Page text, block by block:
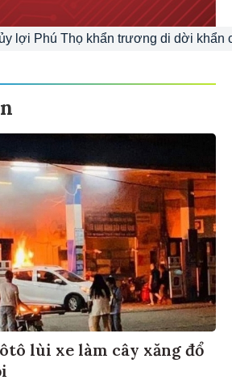
lợi Phú Thọ khẩn trương di dời khẩn
lùi xe làm cây xăng đổ